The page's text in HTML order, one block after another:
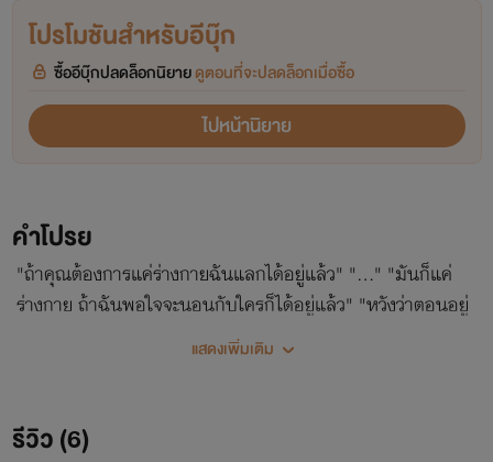
โปรโมชันสำหรับอีบุ๊ก
ซื้ออีบุ๊กปลดล็อกนิยายดูตอนที่จะปลดล็อกเมื่อซื้อ
ไปหน้านิยาย
คำโปรย
"ถ้าคุณต้องการแค่ร่างกายฉันแลกได้อยู่แล้ว" "..." "มันก็แค่
ร่างกาย ถ้าฉันพอใจจะนอนกับใครก็ได้อยู่แล้ว" "หวังว่าตอนอยู่
บนเตียงเธอจะยังอวดดีแบบนี้นะ"
แสดงเพิ่มเติม
รีวิว (6)